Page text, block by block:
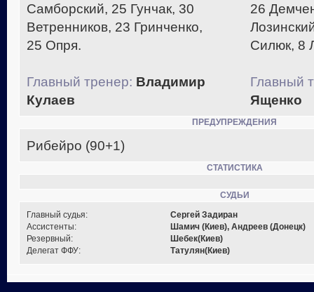
Самборский, 25 Гунчак, 30
Ветренников, 23 Гринченко,
25 Опря.
Главный тренер: Владимир
Кулаев
26
Силюк, 8
Главный
Ященко
ПРЕДУПРЕЖДЕНИЯ
Рибейро (90+1)
СТАТИСТИКА
СУДЬИ
Главный судья:
Ассистенты:
Резервный:
Делегат ФФУ:
Сергей Задиран
Шамич (Киев), Андреев (Донецк)
Шебек(Киев)
Татулян(Киев)